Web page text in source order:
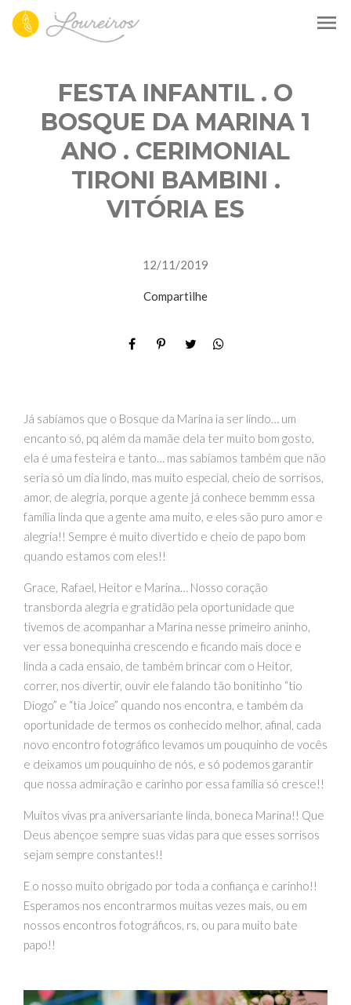
menu
FESTA INFANTIL . O
BOSQUE DA MARINA 1
ANO . CERIMONIAL
TIRONI BAMBINI .
VITÓRIA ES
12/11/2019
Compartilhe
Já sabíamos que o Bosque da Marina ia ser lindo… um
encanto só, pq além da mamãe dela ter muito bom gosto,
ela é uma festeira e tanto… mas sabíamos também que não
seria só um dia lindo, mas muito especial, cheio de sorrisos,
amor, de alegria, porque a gente já conhece bemmm essa
família linda que a gente ama muito, e eles são puro amor e
alegria!! Sempre é muito divertido e cheio de papo bom
quando estamos com eles!!
Grace, Rafael, Heitor e Marina… Nosso coração
transborda alegria e gratidão pela oportunidade que
tivemos de acompanhar a Marina nesse primeiro aninho,
ver essa bonequinha crescendo e ficando mais doce e
linda a cada ensaio, de também brincar com o Heitor,
correr, nos divertir, ouvir ele falando tão bonitinho “tio
Diogo” e “tia Joice” quando nos encontra, e também da
oportunidade de termos os conhecido melhor, afinal, cada
novo encontro fotográfico levamos um pouquinho de vocês
e deixamos um pouquinho de nós, e só podemos garantir
que nossa admiração e carinho por essa família só cresce!!
Muitos vivas pra aniversariante linda, boneca Marina!! Que
Deus abençoe sempre suas vidas para que esses sorrisos
sejam sempre constantes!!
E o nosso muito obrigado por toda a confiança e carinho!!
Esperamos nos encontrarmos muitas vezes mais, ou em
nossos encontros fotográficos, rs, ou para muito bate
papo!!